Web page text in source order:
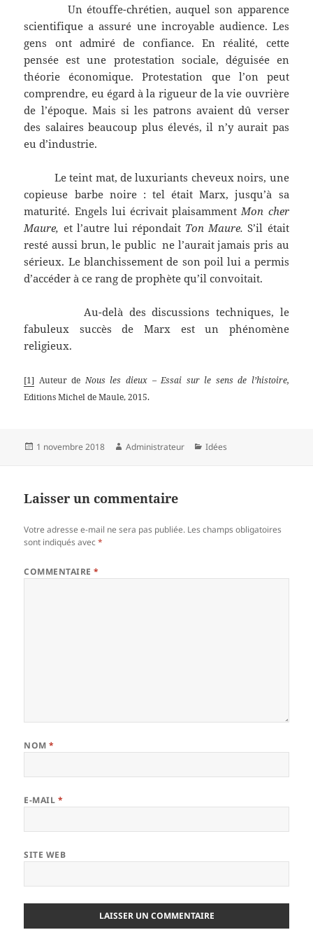
Un étouffe-chrétien, auquel son apparence
scientifique a assuré une incroyable audience. Les
gens ont admiré de confiance. En réalité, cette
pensée est une protestation sociale, déguisée en
théorie économique. Protestation que l’on peut
comprendre, eu égard à la rigueur de la vie ouvrière
de l’époque. Mais si les patrons avaient dû verser
des salaires beaucoup plus élevés, il n’y aurait pas
eu d’industrie.
Le teint mat, de luxuriants cheveux noirs, une
copieuse barbe noire : tel était Marx, jusqu’à sa
maturité. Engels lui écrivait plaisammentMon cher
Maure, et l’autre lui répondait Ton Maure.S’il était
resté aussi brun, le public ne l’aurait jamais pris au
sérieux. Le blanchissement de son poil lui a permis
d’accéder à ce rang de prophète qu’il convoitait.
Au-delà des discussions techniques, le
fabuleux succès de Marx est un phénomène
religieux.
[1] Auteur de Nous les dieux – Essai sur le sens de l’histoire,
Editions Michel de Maule, 2015.
Publié
1 novembre 2018 Auteur
Administrateur Catégories
Idées
Laisser un commentaire
Votre adresse e-mail ne sera pas publiée. Les champs obligatoires
sont indiqués avec*
COMMENTAIRE*
NOM*
E-MAIL *
SITE WEB